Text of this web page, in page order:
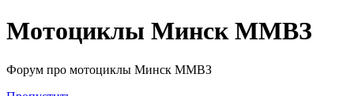
Мотоциклы Минск ММВЗ
Форум про мотоциклы Минск ММВЗ